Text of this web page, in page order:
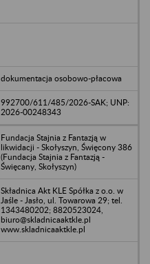
dokumentacja osobowo-płacowa
992700/611/485/2026-SAK; UNP:
2026-00248343
Fundacja Stajnia z Fantazją w
likwidacji - Skołyszyn, Święcony 386
(Fundacja Stajnia z Fantazją -
Święcany, Skołyszyn)
Składnica Akt KLE Spółka z o.o. w
Jaśle - Jasło, ul. Towarowa 29; tel.
1343480202; 8820523024,
biuro@skladnicaaktkle.pl
www.skladnicaaktkle.pl